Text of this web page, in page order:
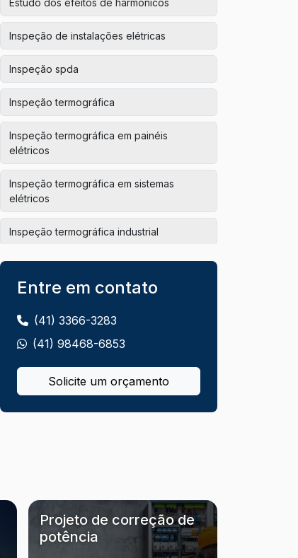
Estudo dos efeitos de harmônicos
Inspeção de instalações elétricas
Inspeção spda
Inspeção termográfica
Inspeção termográfica em painéis
elétricos
Inspeção termográfica em sistemas
elétricos
Inspeção termográfica industrial
Inspeção termográfica para prevenção
de falhas
Instaladora elétrica e hidráulica
Instaladoras hidráulicas e elétricas
Instalação de banco de capacitor
Instalação de nobreak industrial
Instalação de ups para data center
Instalação e adequação spda
Entre em contato
(41) 3366-3283
(41) 98468-6853
Solicite um orçamento
Projeto de correção de
potência